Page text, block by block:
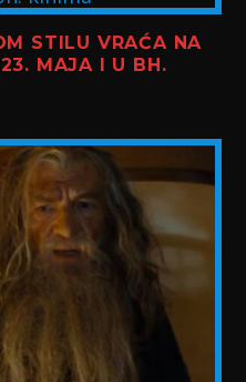
STILU VRAĆA NA
MAJA I U BH.